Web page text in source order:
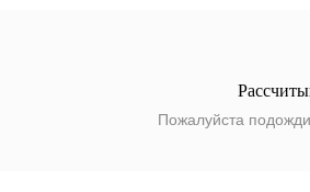
Пожалуйста